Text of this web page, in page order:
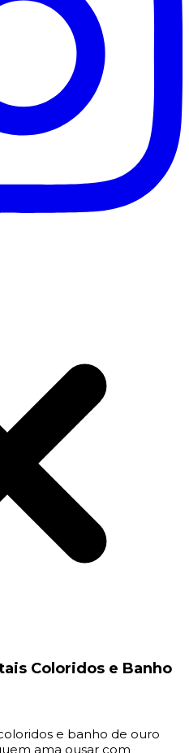
Coloridos e Banho
e banho de ouro
ama ousar com